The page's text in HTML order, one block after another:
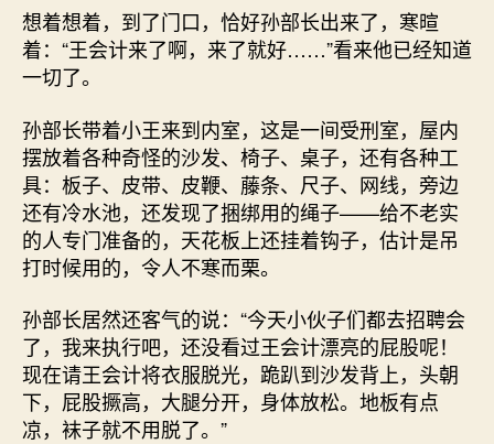
想着想着，到了门口，恰好孙部长出来了，寒暄
着：“王会计来了啊，来了就好……”看来他已经知道
一切了。
孙部长带着小王来到内室，这是一间受刑室，屋内
摆放着各种奇怪的沙发、椅子、桌子，还有各种工
具：板子、皮带、皮鞭、藤条、尺子、网线，旁边
还有冷水池，还发现了捆绑用的绳子——给不老实
的人专门准备的，天花板上还挂着钩子，估计是吊
打时候用的，令人不寒而栗。
孙部长居然还客气的说：“今天小伙子们都去招聘会
了，我来执行吧，还没看过王会计漂亮的屁股呢！
现在请王会计将衣服脱光，跪趴到沙发背上，头朝
下，屁股撅高，大腿分开，身体放松。地板有点
凉，袜子就不用脱了。”